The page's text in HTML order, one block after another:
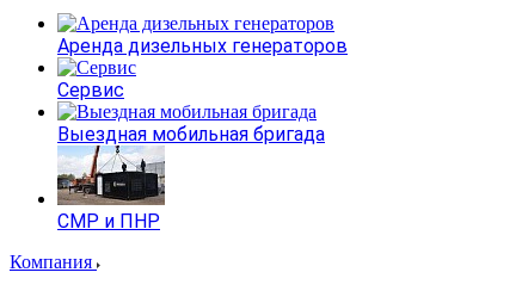
Аренда дизельных генераторов
Сервис
Выездная мобильная бригада
СМР и ПНР
Компания